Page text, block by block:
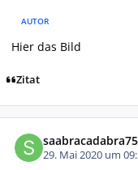
AUTOR
Hier das Bild
Zitat
saabracadabra75
29. Mai 2020 um